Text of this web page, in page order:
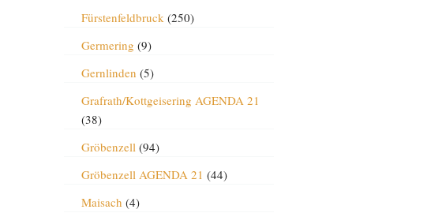
Fürstenfeldbruck(250)
Germering (9)
Gernlinden (5)
Grafrath/Kottgeisering AGENDA 21
(38)
Gröbenzell(94)
Gröbenzell AGENDA 21 (44)
Maisach (4)